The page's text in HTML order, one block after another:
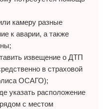
камеру разные
к аварии, а также
извещение о ДТП
в страховой
ОСАГО);
указать расположение
с местом